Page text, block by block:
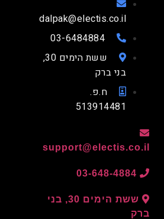
dalpak@electis.co.il
03-6484884
ששת הימים 30,
בני ברק
ח.פ.
513914481
03-648-4884
ששת הימים 30, בני